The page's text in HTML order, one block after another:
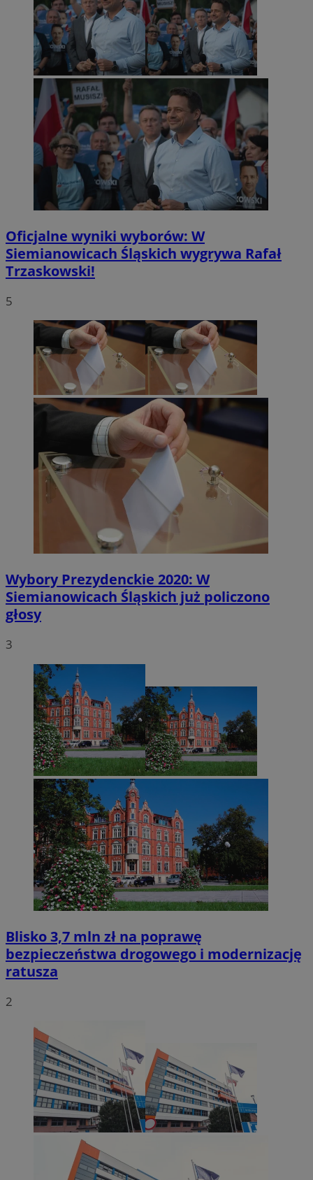
Oficjalne wyniki wyborów: W
Siemianowicach Śląskich wygrywa Rafał
Trzaskowski!
5
Wybory Prezydenckie 2020: W
Siemianowicach Śląskich już policzono
głosy
3
Blisko 3,7 mln zł na poprawę
bezpieczeństwa drogowego i modernizację
ratusza
2